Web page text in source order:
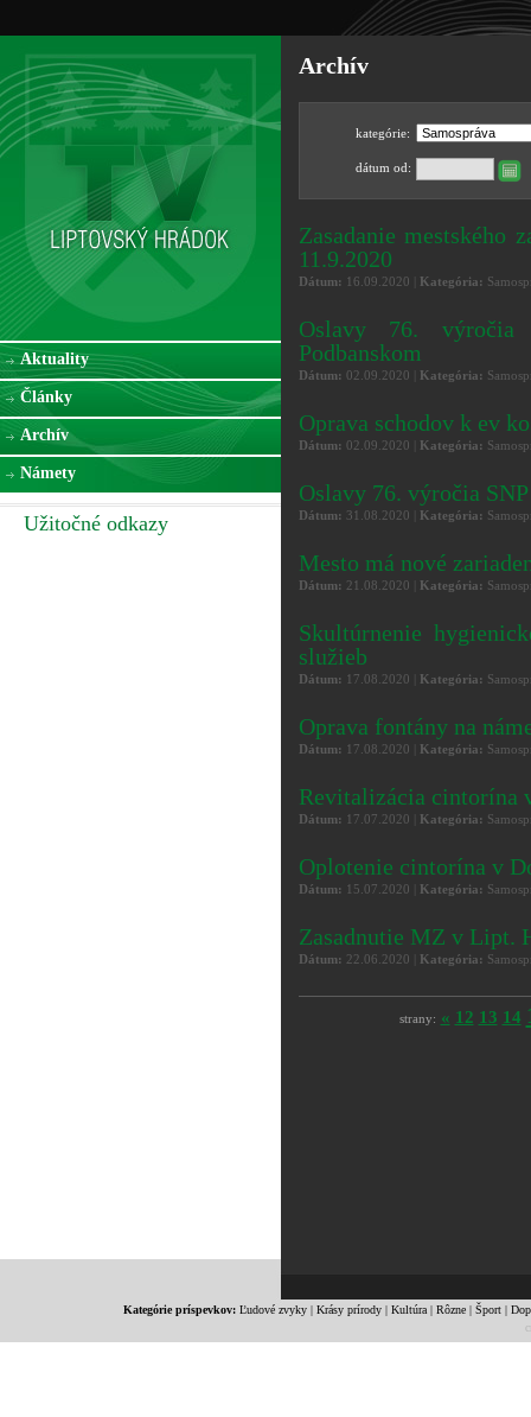
Aktuality
Články
Archív
Námety
Užitočné odkazy
Archív
kategórie:
dátum od:
Zasadanie mestského
11.9.2020
Dátum: 16.09.2020 | Kategória:
Oslavy 76.
Podbanskom
Dátum: 02.09.2020 | Kategória:
Oprava schodov k ev
Dátum: 02.09.2020 | Kategória:
Oslavy 76. výročia
Dátum: 31.08.2020 | Kategória:
Mesto má nové
Dátum: 21.08.2020 | Kategória:
Skultúrnenie
služieb
Dátum: 17.08.2020 | Kategória:
Oprava fontány na
Dátum: 17.08.2020 | Kategória:
Revitalizácia cintorína
Dátum: 17.07.2020 | Kategória:
Oplotenie cintorína v
Dátum: 15.07.2020 | Kategória:
Zasadnutie MZ v Lipt.
Dátum: 22.06.2020 | Kategória:
strany: « 12 13 14
Kategórie príspevkov: Ľudové zvyky| Krásy prírody| Kultúra| Rôzne| Šport|